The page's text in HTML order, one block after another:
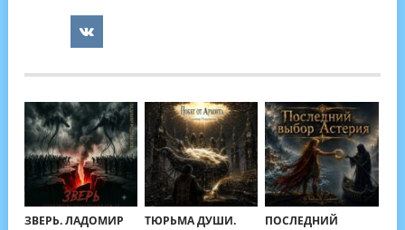
ЗВЕРЬ. ЛАДОМИР
ТЮРЬМА ДУШИ.
ПОСЛЕДНИЙ